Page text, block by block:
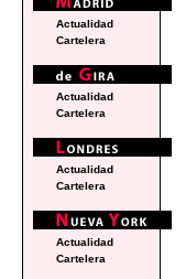
Actualidad
Cartelera
Actualidad
Cartelera
Actualidad
Cartelera
Actualidad
Cartelera